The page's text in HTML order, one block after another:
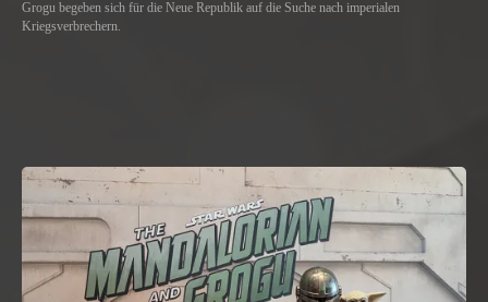
Grogu begeben sich für die Neue Republik auf die Suche nach imperialen
Kriegsverbrechern.